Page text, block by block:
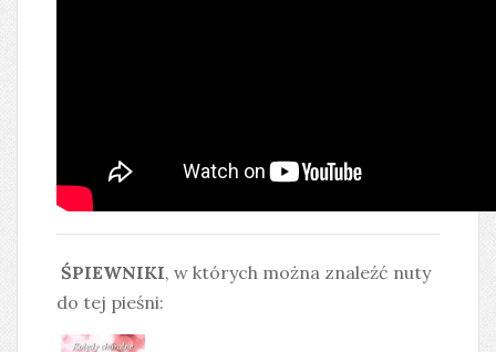
ŚPIEWNIKI, w których można znaleźć nuty
do tej pieśni: